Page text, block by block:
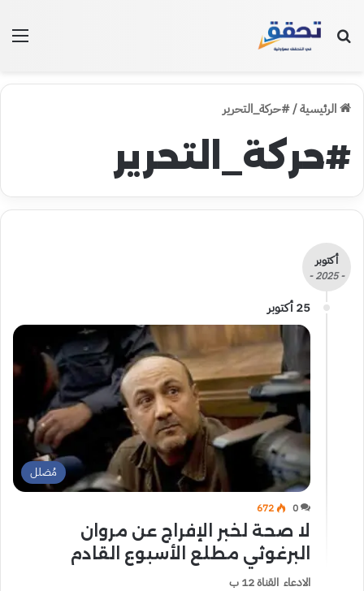
بحث عن
الرئيسية/#حركة_التحرير
#حركة_التحرير
أكتوبر
- 2025 -
25 أكتوبر
مُضلل
0
672
لا صحة لخبر الإفراج عن مروان
البرغوثي مطلع الأسبوع القادم
الادعاء القناة 12 ب